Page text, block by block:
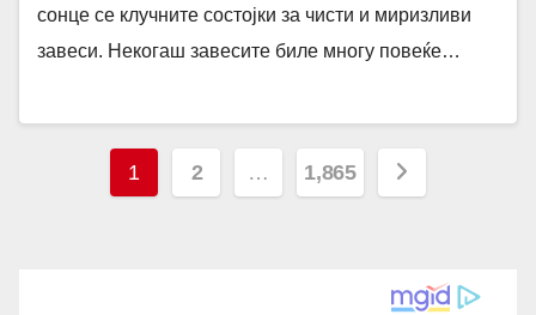
сонце се клучните состојки за чисти и миризливи
завеси. Некогаш завесите биле многу повеќе…
Posts
1 2 … 1,865